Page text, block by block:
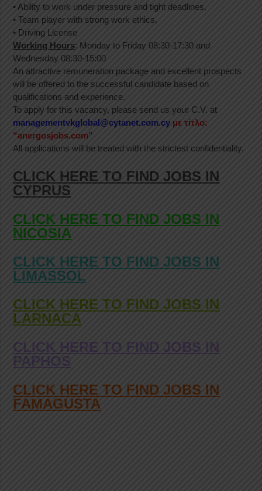
• Ability to work under pressure and tight deadlines.
• Team player with strong work ethics.
• Driving License
Working Hours: Monday to Friday 08:30-17:30 and
Wednesday 08:30-15:00
An attractive remuneration package and excellent prospects
will be offered to the successful candidate based on
qualifications and experience.
To apply for this vacancy, please send us your C.V. at
managementvkglobal@cytanet.com.cy με τίτλο:
“anergosjobs.com”
All applications will be treated with the strictest confidentiality.
CLICK HERE TO FIND JOBS IN
CYPRUS
CLICK HERE TO FIND JOBS IN
NICOSIA
CLICK HERE TO FIND JOBS IN
LIMASSOL
CLICK HERE TO FIND JOBS IN
LARNACA
CLICK HERE TO FIND JOBS IN
PAPHOS
CLICK HERE TO FIND JOBS IN
FAMAGUSTA